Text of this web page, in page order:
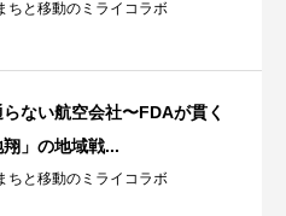
ちと移動のミライコラボ
ない航空会社〜FDAが貫く
翔」の地域戦...
ちと移動のミライコラボ